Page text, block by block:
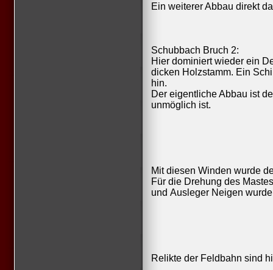
Ein weiterer Abbau direkt
Schubbach Bruch 2:
Hier dominiert wieder ein
dicken Holzstamm. Ein
hin.
Der eigentliche Abbau ist
unmöglich ist.
Mit diesen Winden wurde
Für die Drehung des
und Ausleger Neigen
Relikte der Feldbahn sind